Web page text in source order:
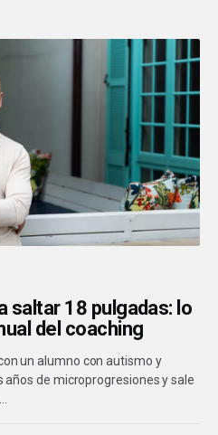
saltar 18 pulgadas: lo
del coaching
un alumno con autismo y
de microprogresiones y sale